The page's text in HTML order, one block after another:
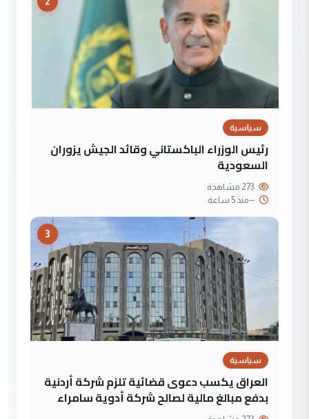
سياسية
رئيس الوزراء الباكستاني وقائد الجيش يزوران
السعودية
--منذ 5 ساعة
3
سياسية
العراق يكسب دعوى قضائية تلزم شركة أردنية
بدفع مبالغ مالية لصالح شركة أدوية سامراء